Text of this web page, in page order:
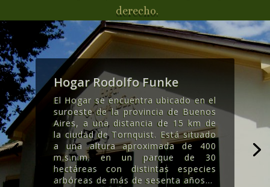
derecho.
Hogar Rodolfo Funke
El Hogar se encuentra ubicado en el
suroeste de la provincia de Buenos
Aires, a una distancia de 15 km de
la ciudad de Tornquist. Está situado
a una altura aproximada de 400
m.s.n.m. en un parque de 30
hectáreas con distintas especies
arbóreas de más de sesenta años...